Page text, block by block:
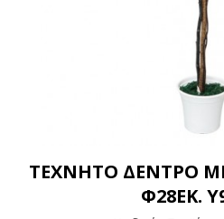
ΤΕΧΝΗΤΟ ΔΕΝΤΡΟ
Φ28ΕΚ.